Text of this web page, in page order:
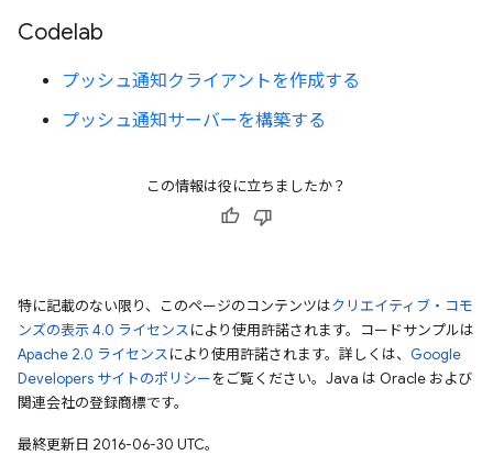
Codelab
プッシュ通知クライアントを作成する
プッシュ通知サーバーを構築する
この情報は役に立ちましたか？
特に記載のない限り、このページのコンテンツはクリエイティブ・コモ
ンズの表示 4.0 ライセンスにより使用許諾されます。コードサンプルは
Apache 2.0 ライセンスにより使用許諾されます。詳しくは、 Google
Developers サイトのポリシーをご覧ください。Java は Oracle および
関連会社の登録商標です。
最終更新日 2016-06-30 UTC。